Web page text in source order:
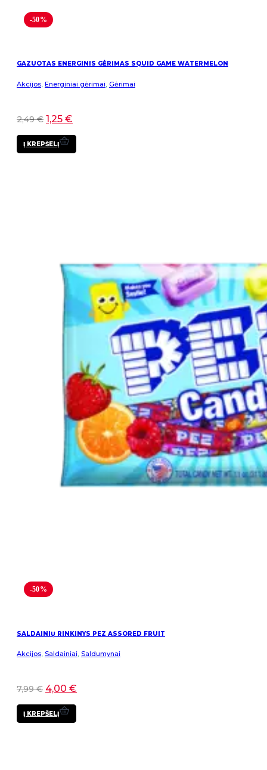
-50%
GAZUOTAS ENERGINIS GĖRIMAS SQUID GAME WATERMELON
Akcijos Energiniai gėrimai Gėrimai
2,49€ 1,25 €
Į KREPŠELĮ
-50%
SALDAINIŲ RINKINYS PEZ ASSORED FRUIT
Akcijos, Saldainiai, Saldumynai
7,99€ 4,00 €
Į KREPŠELĮ